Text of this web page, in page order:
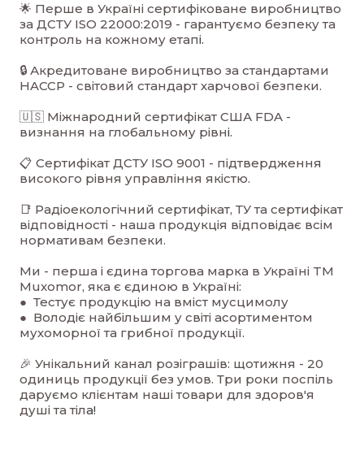
🌟 Перше в Україні сертифіковане виробництво
за ДСТУ ISO 22000:2019 - гарантуємо безпеку та
контроль на кожному етапі.
🔒 Акредитоване виробництво за стандартами
HACCP - світовий стандарт харчової безпеки.
🇺🇸 Міжнародний сертифікат США FDA -
визнання на глобальному рівні.
📋 Сертифікат ДСТУ ISO 9001 - підтвердження
високого рівня управління якістю.
📑 Радіоекологічний сертифікат, ТУ та сертифікат
відповідності - наша продукція відповідає всім
нормативам безпеки.
Ми - перша і єдина торгова марка в Україні TM
Muxomor, яка є єдиною в Україні:
● Тестує продукцію на вміст мусцимолу
● Володіє найбільшим у світі асортиментом
мухоморної та грибної продукції.
🎉 Унікальний канал розіграшів: щотижня - 20
одиниць продукції без умов. Три роки поспіль
даруємо клієнтам наші товари для здоров'я
душі та тіла!